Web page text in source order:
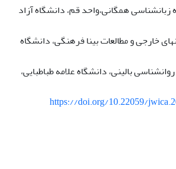
همگانی،واحد قم، دانشگاه آزاد
خارجی و مطالعات بینا فرهنگی، دانشگاه
بالینی، دانشگاه علامه طباطبایی،
https://doi.org/10.22059/